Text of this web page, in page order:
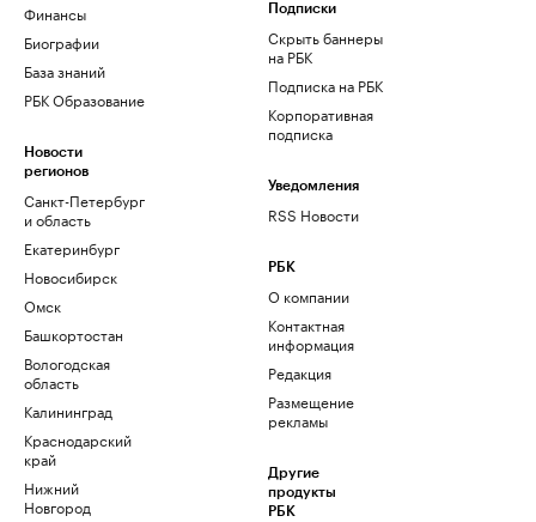
Финансы
Биографии
База знаний
РБК Образование
Новости
регионов
Санкт-Петербург
и область
Екатеринбург
Новосибирск
Омск
Башкортостан
Вологодская
область
Калининград
Краснодарский
край
Нижний
Новгород
Подписки
Скрыть баннеры
на РБК
Подписка на РБК
Корпоративная
подписка
Уведомления
RSS Новости
РБК
О компании
Контактная
информация
Редакция
Размещение
рекламы
Другие
продукты
РБК